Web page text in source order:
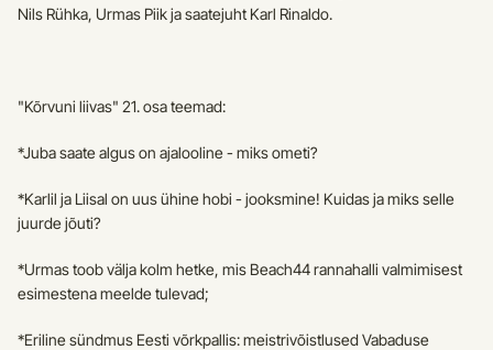
Nils Rühka, Urmas Piik ja saatejuht Karl Rinaldo.
"Kõrvuni liivas" 21. osa teemad:
*Juba saate algus on ajalooline - miks ometi?
*Karlil ja Liisal on uus ühine hobi - jooksmine! Kuidas ja miks selle
juurde jõuti?
*Urmas toob välja kolm hetke, mis Beach44 rannahalli valmimisest
esimestena meelde tulevad;
*Eriline sündmus Eesti võrkpallis: meistrivõistlused Vabaduse